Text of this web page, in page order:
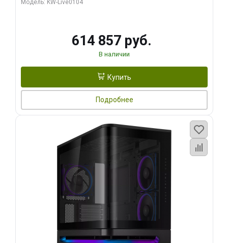
Модель: KW-Live0104
614 857 руб.
В наличии
Купить
Подробнее